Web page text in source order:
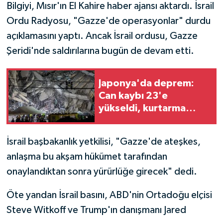
Bilgiyi, Mısır'ın El Kahire haber ajansı aktardı. İsrail
Ordu Radyosu, "Gazze'de operasyonlar" durdu
açıklamasını yaptı. Ancak İsrail ordusu, Gazze
Şeridi'nde saldırılarına bugün de devam etti.
Japonya'da deprem:
Can kaybı 23'e
yükseldi, kurtarma
İsrail başbakanlık yetkilisi, "Gazze'de ateşkes,
anlaşma bu akşam hükümet tarafından
onaylandıktan sonra yürürlüğe girecek" dedi.
Öte yandan İsrail basını, ABD'nin Ortadoğu elçisi
Steve Witkoff ve Trump'ın danışmanı Jared